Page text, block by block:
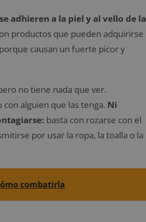
adhieren a la piel y al vello de la
productos que pueden adquirirse
causan un fuerte picor y
no tiene nada que ver.
alguien que las tenga. Ni
basta con rozarse con el
por usar la ropa, la toalla o la
combatirla